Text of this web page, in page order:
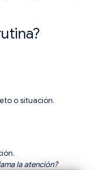
o situación.
la atención?